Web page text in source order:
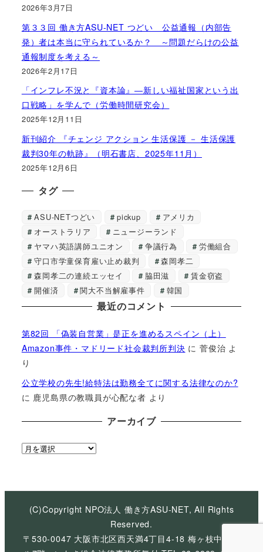
2026年3月7日
第３３回 働き方ASU-NET つどい 公益通報（内部告
発）者は本当に守られているか？ ～問題だらけの公益
通報制度を考える～
2026年2月17日
「インフレ不況と『資本論』―新しい福祉国家という出
口戦略」を学んで（労働時間研究会）
2025年12月11日
新刊紹介 『チェンジ アクション 生活保護 － 生活保護
裁判30年の軌跡』（明石書店、2025年11月）
2025年12月6日
タグ
ASU-NETつどい pickup
アメリカ
オーストラリア
ニュージーランド
ヤマハ英語講師ユニオン
争議行為
労働組合
守口市学童保育雇い止め裁判
森岡孝二
森岡孝二の連続エッセイ
脇田滋
賃金窃盗
開催済
関大不当解雇事件 韓国
最近のコメント
第82回 「偽装自営業」是正を進めるスペイン（上）
Amazon事件・マドリード社会裁判所判決 に菅俊治 よ
り
公立学校の先生!給特法は勤務全てに関する法律なのか?
に 鹿児島県の教職員が心配な者 より
アーカイブ
ア
イ
(C)Copyright NPO法人 働き方ASU-NET, All Rights
Reserved.
〒530-0047 大阪市北区西天満4丁目4-18 梅ヶ枝中央ビ